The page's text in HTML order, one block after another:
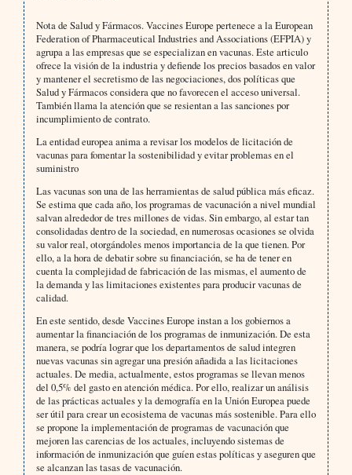
Nota de Salud y Fármacos. Vaccines Europe pertenece a la European
Federation of Pharmaceutical Industries and Associations (EFPIA) y
agrupa a las empresas que se especializan en vacunas. Este articulo
ofrece la visión de la industria y defiende los precios basados en valor
y mantener el secretismo de las negociaciones, dos políticas que
Salud y Fármacos considera que no favorecen el acceso universal.
También llama la atención que se resientan a las sanciones por
incumplimiento de contrato.
La entidad europea anima a revisar los modelos de licitación de
vacunas para fomentar la sostenibilidad y evitar problemas en el
suministro
Las vacunas son una de las herramientas de salud pública más eficaz.
Se estima que cada año, los programas de vacunación a nivel mundial
salvan alrededor de tres millones de vidas. Sin embargo, al estar tan
consolidadas dentro de la sociedad, en numerosas ocasiones se olvida
su valor real, otorgándoles menos importancia de la que tienen. Por
ello, a la hora de debatir sobre su financiación, se ha de tener en
cuenta la complejidad de fabricación de las mismas, el aumento de
la demanda y las limitaciones existentes para producir vacunas de
calidad.
En este sentido, desde Vaccines Europe instan a los gobiernos a
aumentar la financiación de los programas de inmunización. De esta
manera, se podría lograr que los departamentos de salud integren
nuevas vacunas sin agregar una presión añadida a las licitaciones
actuales. De media, actualmente, estos programas se llevan menos
del 0,5% del gasto en atención médica. Por ello, realizar un análisis
de las prácticas actuales y la demografía en la Unión Europea puede
ser útil para crear un ecosistema de vacunas más sostenible. Para ello
se propone la implementación de programas de vacunación que
mejoren las carencias de los actuales, incluyendo sistemas de
información de inmunización que guíen estas políticas y aseguren que
se alcanzan las tasas de vacunación.